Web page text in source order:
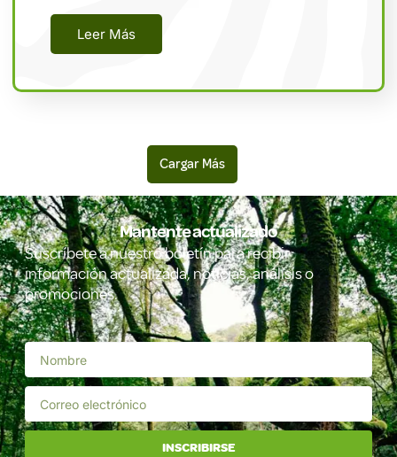
Leer Más
Mantente actualizado
Suscríbete a nuestro boletín para recibir
información actualizada, noticias, análisis o
promociones.
INSCRIBIRSE